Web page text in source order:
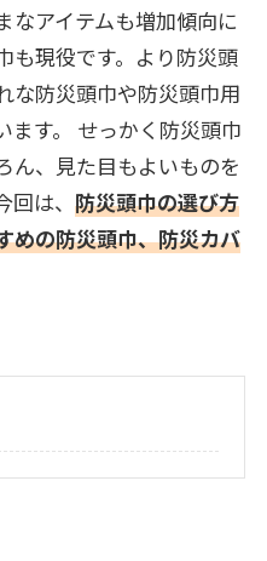
なアイテムも増加傾向に
も現役です。より防災頭
な防災頭巾や防災頭巾用
ます。 せっかく防災頭巾
ん、見た目もよいものを
は、 防災頭巾の選び方
めの防災頭巾、防災カバ